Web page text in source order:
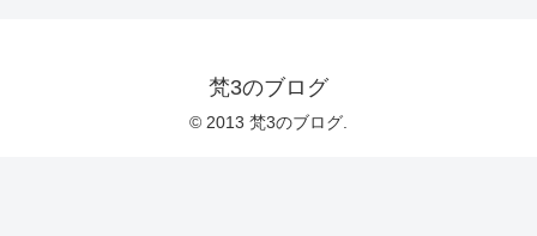
梵3のブログ
© 2013 梵3のブログ.